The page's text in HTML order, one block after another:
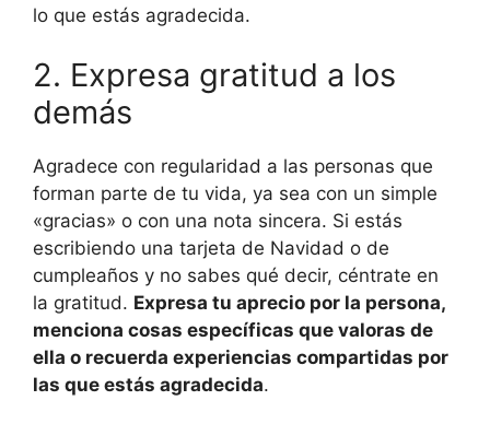
lo que estás agradecida.
2. Expresa gratitud a los
demás
Agradece con regularidad a las personas que
forman parte de tu vida, ya sea con un simple
«gracias» o con una nota sincera. Si estás
escribiendo una tarjeta de Navidad o de
cumpleaños y no sabes qué decir, céntrate en
la gratitud. Expresa tu aprecio por la persona,
menciona cosas específicas que valoras de
ella o recuerda experiencias compartidas por
las que estás agradecida.